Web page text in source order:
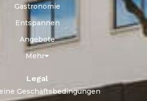
Gastronomie
Entspannen
Angebote
Mehr
Legal
Geschäftsbedingungen